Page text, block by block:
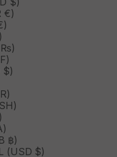
€)
₨)
$)
฿)
(USD $)